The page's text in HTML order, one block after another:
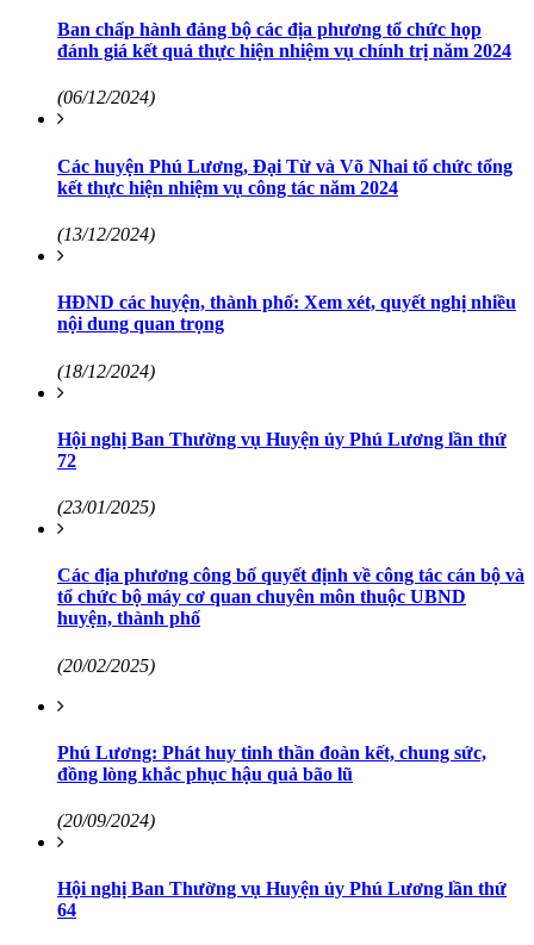
Ban chấp hành đảng bộ các địa phương tổ chức họp
đánh giá kết quả thực hiện nhiệm vụ chính trị năm 2024
(06/12/2024)
Các huyện Phú Lương, Đại Từ và Võ Nhai tổ chức tổng
kết thực hiện nhiệm vụ công tác năm 2024
(13/12/2024)
HĐND các huyện, thành phố: Xem xét, quyết nghị nhiều
nội dung quan trọng
(18/12/2024)
Hội nghị Ban Thường vụ Huyện ủy Phú Lương lần thứ
72
(23/01/2025)
Các địa phương công bố quyết định về công tác cán bộ và
tổ chức bộ máy cơ quan chuyên môn thuộc UBND
huyện, thành phố
(20/02/2025)
Phú Lương: Phát huy tinh thần đoàn kết, chung sức,
đồng lòng khắc phục hậu quả bão lũ
(20/09/2024)
Hội nghị Ban Thường vụ Huyện ủy Phú Lương lần thứ
64